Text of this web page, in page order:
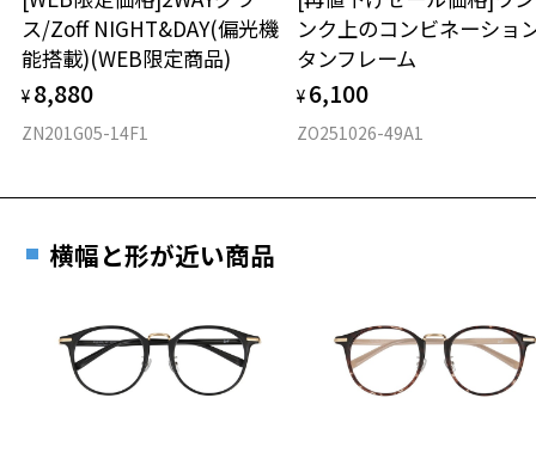
材質
フロント素材：アセテート
ス/Zoff NIGHT&DAY(偏光機
能搭載)(WEB限定商品)
¥ 8,880
ZN201G05-14F1
ンク上のコンビネーショ
タンフレーム
¥ 6,100
ZO251026-49A1
横幅と形が近い商品